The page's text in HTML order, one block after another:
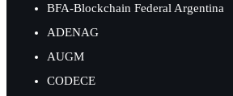
BFA-Blockchain Federal Argentina
ADENAG
AUGM
CODECE